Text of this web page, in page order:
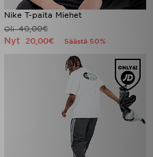
Nike T-paita Miehet
Oli40,00€
Nyt 20,00€ Säästä 50%